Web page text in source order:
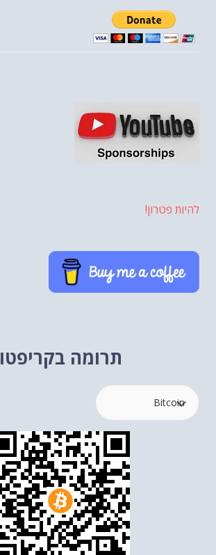
להיות פטרון!
תרומה בקריפטו